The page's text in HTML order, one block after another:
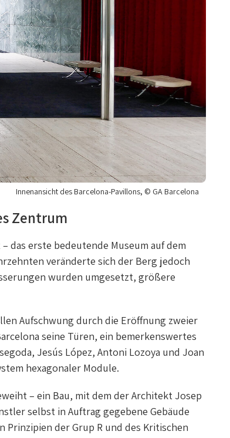
Innenansicht des Barcelona-Pavillons, © GA Barcelona
Zentrum
das erste bedeutende Museum auf dem
veränderte sich der Berg jedoch
wurden umgesetzt, größere
Aufschwung durch die Eröffnung zweier
seine Türen, ein bemerkenswertes
Jesús López, Antoni Lozoya und Joan
hexagonaler Module.
– ein Bau, mit dem der Architekt Josep
selbst in Auftrag gegebene Gebäude
der Grup R und des Kritischen